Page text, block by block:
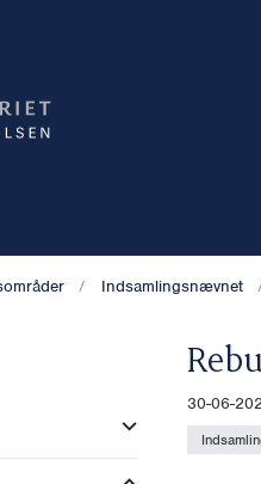
Indsamlingsnævnet
30-06-